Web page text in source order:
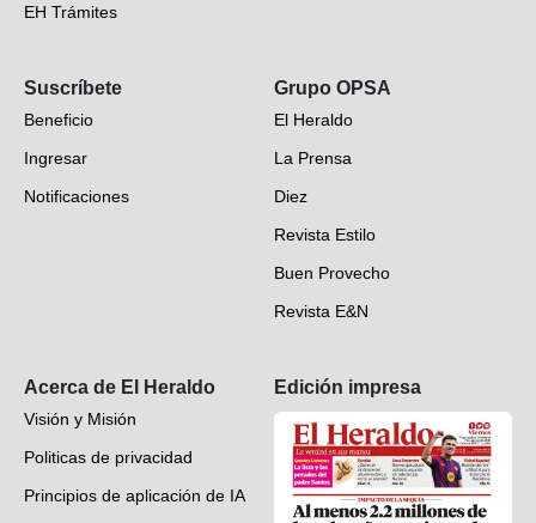
EH Trámites
EH Verifica
Fotogalerías
Deportes
Videos
Suscríbete
Beneficio
Ingresar
Notificaciones
Grupo OPSA
El Heraldo
La Prensa
Diez
Revista Estilo
Buen Provecho
Revista E&N
Acerca de El Heraldo
Visión y Misión
Politicas de privacidad
Principios de aplicación de IA
Edición impresa